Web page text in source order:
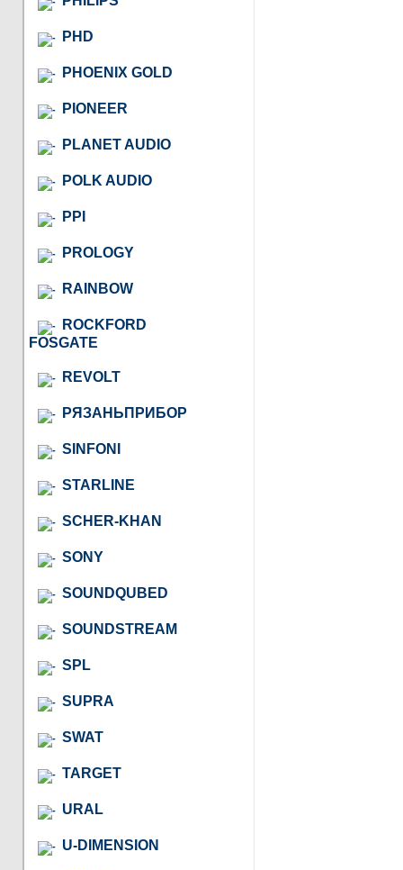
PHD
PHOENIX GOLD
PIONEER
PLANET AUDIO
POLK AUDIO
PPI
PROLOGY
RAINBOW
ROCKFORD
FOSGATE
REVOLT
РЯЗАНЬПРИБОР
SINFONI
STARLINE
SCHER-KHAN
SONY
SOUNDQUBED
SOUNDSTREAM
SPL
SUPRA
SWAT
TARGET
URAL
U-DIMENSION